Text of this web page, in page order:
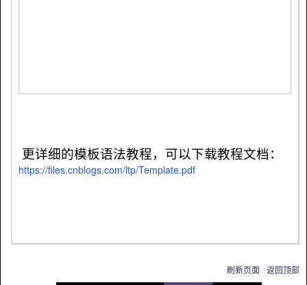
更详细的模板语法教程，可以下载教程文档：
https://files.cnblogs.com/ltp/Template.pdf
刷新页面 返回顶部